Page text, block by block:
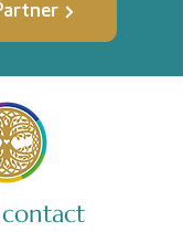
contact